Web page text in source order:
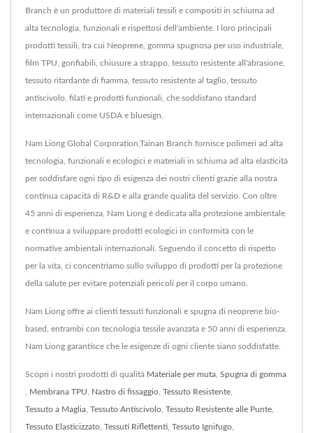
Branch è un produttore di materiali tessili e compositi in schiuma ad
alta tecnologia, funzionali e rispettosi dell'ambiente. I loro principali
prodotti tessili, tra cui Neoprene, gomma spugnosa per uso industriale,
film TPU, gonfiabili, chiusure a strappo, tessuto resistente all'abrasione,
tessuto ritardante di fiamma, tessuto resistente al taglio, tessuto
antiscivolo, filati e prodotti funzionali, che soddisfano standard
internazionali come USDA e bluesign.
Nam Liong Global Corporation,Tainan Branch fornisce polimeri ad alta
tecnologia, funzionali e ecologici e materiali in schiuma ad alta elasticità
per soddisfare ogni tipo di esigenza dei nostri clienti grazie alla nostra
continua capacità di R&D e alla grande qualità del servizio. Con oltre
45 anni di esperienza, Nam Liong è dedicata alla protezione ambientale
e continua a sviluppare prodotti ecologici in conformità con le
normative ambientali internazionali. Seguendo il concetto di rispetto
per la vita, ci concentriamo sullo sviluppo di prodotti per la protezione
della salute per evitare potenziali pericoli per il corpo umano.
Nam Liong offre ai clienti tessuti funzionali e spugna di neoprene bio-
based, entrambi con tecnologia tessile avanzata e 50 anni di esperienza,
Nam Liong garantisce che le esigenze di ogni cliente siano soddisfatte.
Scopri i nostri prodotti di qualità Materiale per muta Spugna di gomma
Membrana TPU Nastro di fissaggio Tessuto Resistente
Tessuto a Maglia Tessuto Antiscivolo Tessuto Resistente alle Punte
Tessuto Elasticizzato Tessuti Riflettenti Tessuto Ignifugo